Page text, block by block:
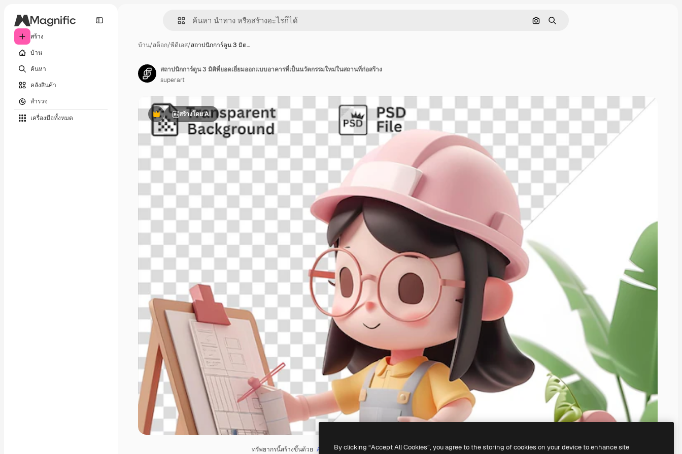
สร้าง
บ้าน
ค้นหา
คลังสินค้า
สำรวจ
เครื่องมือทั้งหมด
ค้นหาตามรูปภาพ
ค้นหา
บ้าน/สต็อก/พีดีเอส/สถาปนิกการ์ตูน 3 มิต…
พรีเมี่ยม สร้างโดย AI
ทรัพยากรนี้สร้างขึ้นด้วย AI คุณสามารถสร้างทรัพยากรของคุณเองได้โดยใช้ เครื่องมือสร้างรูปภาพด้วย AIของเรา
สถาปนิกการ์ตูน 3 มิติที่ยอดเยี่ยมออกแบบอาคารที่เป็นนวัตกรรมใหม่ในสถานที่ก่อสร้าง
superart
By clicking “Accept All Cookies”, you agree to the storing of cookies on your device to enhance site